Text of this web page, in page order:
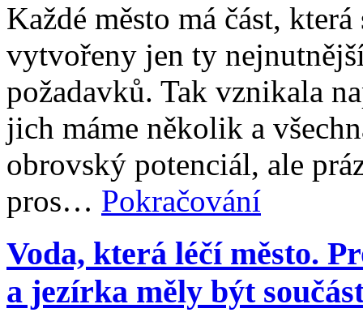
Každé město má část,
vytvořeny jen ty
požadavků. Tak vznikala
jich máme několik a
obrovský potenciál, ale
pros… Pokračování
Voda, která léčí město.
a jezírka měly být